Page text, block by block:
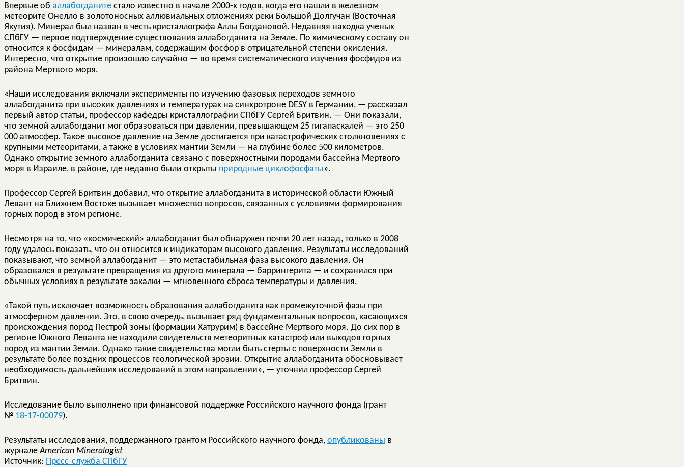
Впервые об аллабогданите стало известно в начале 2000-х годов, когда его нашли в железном
метеорите Онелло в золотоносных аллювиальных отложениях реки Большой Долгучан (Восточная
Якутия). Минерал был назван в честь кристаллографа Аллы Богдановой. Недавняя находка ученых
СПбГУ — первое подтверждение существования аллабогданита на Земле. По химическому составу он
относится к фосфидам — минералам, содержащим фосфор в отрицательной степени окисления.
Интересно, что открытие произошло случайно — во время систематического изучения фосфидов из
района Мертвого моря.
«Наши исследования включали эксперименты по изучению фазовых переходов земного
аллабогданита при высоких давлениях и температурах на синхротроне DESY в Германии, — рассказал
первый автор статьи, профессор кафедры кристаллографии СПбГУ Сергей Бритвин. — Они показали,
что земной аллабогданит мог образоваться при давлении, превышающем 25 гигапаскалей — это 250
000 атмосфер. Такое высокое давление на Земле достигается при катастрофических столкновениях с
крупными метеоритами, а также в условиях мантии Земли — на глубине более 500 километров.
Однако открытие земного аллабогданита связано с поверхностными породами бассейна Мертвого
моря в Израиле, в районе, где недавно были открыты природные циклофосфаты».
Профессор Сергей Бритвин добавил, что открытие аллабогданита в исторической области Южный
Левант на Ближнем Востоке вызывает множество вопросов, связанных с условиями формирования
горных пород в этом регионе.
Несмотря на то, что «космический» аллабогданит был обнаружен почти 20 лет назад, только в 2008
году удалось показать, что он относится к индикаторам высокого давления. Результаты исследований
показывают, что земной аллабогданит — это метастабильная фаза высокого давления. Он
образовался в результате превращения из другого минерала — баррингерита — и сохранился при
обычных условиях в результате закалки — мгновенного сброса температуры и давления.
«Такой путь исключает возможность образования аллабогданита как промежуточной фазы при
атмосферном давлении. Это, в свою очередь, вызывает ряд фундаментальных вопросов, касающихся
происхождения пород Пестрой зоны (формации Хатрурим) в бассейне Мертвого моря. До сих пор в
регионе Южного Леванта не находили свидетельств метеоритных катастроф или выходов горных
пород из мантии Земли. Однако такие свидетельства могли быть стерты с поверхности Земли в
результате более поздних процессов геологической эрозии. Открытие аллабогданита обосновывает
необходимость дальнейших исследований в этом направлении», — уточнил профессор Сергей
Бритвин.
Исследование было выполнено при финансовой поддержке Российского научного фонда (грант
№ 18-17-00079).
Результаты исследования, поддержанного грантом Российского научного фонда, опубликованы в
журналеAmerican Mineralogist
Источник: Пресс-служба СПбГУ